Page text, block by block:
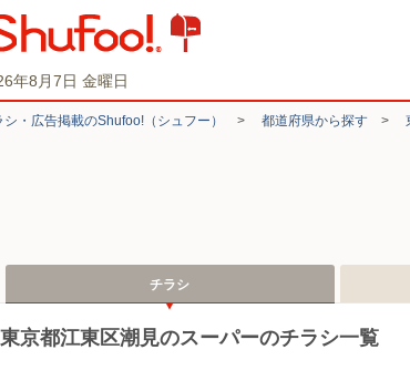
年8月7日 金曜日
シ・​広告掲載の​Shufoo!​（シュフー） > 都道府県から探す >
チラシ
東京都江東区潮見のスーパーのチラシ一覧